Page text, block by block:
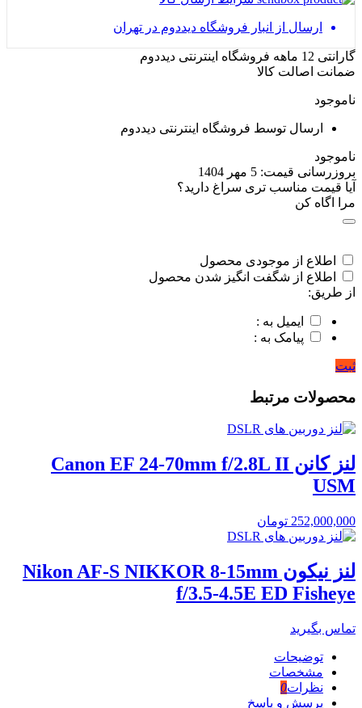
ارسال از انبار فروشگاه دیددوم در تهران
گارانتی 12 ماهه فروشگاه اینترنتی دیددوم
ضمانت اصالت کالا
ناموجود
ارسال توسط فروشگاه اینترنتی دیددوم
ناموجود
بروزرسانی قیمت: 5 مهر 1404
آیا قیمت مناسب تری سراغ دارید؟
مرا اگاه کن
اطلاع از موجودی محصول
اطلاع از شگفت انگیز شدن محصول
از طریق:
ایمیل به :
پیامک به :
ثبت
محصولات مرتبط
لنز کانن Canon EF 24-70mm f/2.8L II
USM
252,000,000 تومان
لنز نیکون Nikon AF-S NIKKOR 8-15mm
f/3.5-4.5E ED Fisheye
تماس بگیرید
توضیحات
مشخصات
نظرات0
پرسش و پاسخ